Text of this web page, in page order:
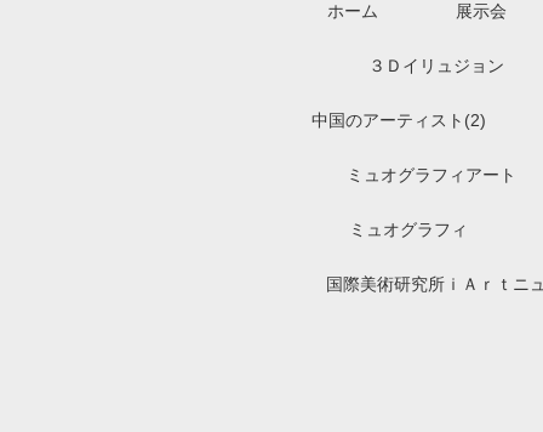
ホーム 展示会
３Ｄイリュジョン
中国のアーティスト(2)
ミュオグラフィアート
ミュオグラフィ
国際美術研究所ｉＡｒｔニ